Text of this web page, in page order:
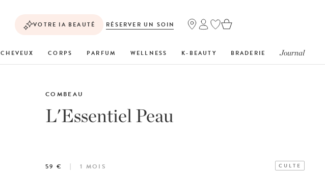
VOTRE IA BEAUTÉ RÉSERVER UN SOIN
CHEVEUX CORPS PARFUM WELLNESS K-BEAUTY BRADERIE Journal
L'Essentiel Peau
COMBEAU
59 € 1 MOIS CULTE